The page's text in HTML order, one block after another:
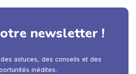
newsletter !
astuces, des conseils et des
inédites.